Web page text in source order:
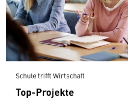
Schule trifft Wirtschaft
Top-Projekte